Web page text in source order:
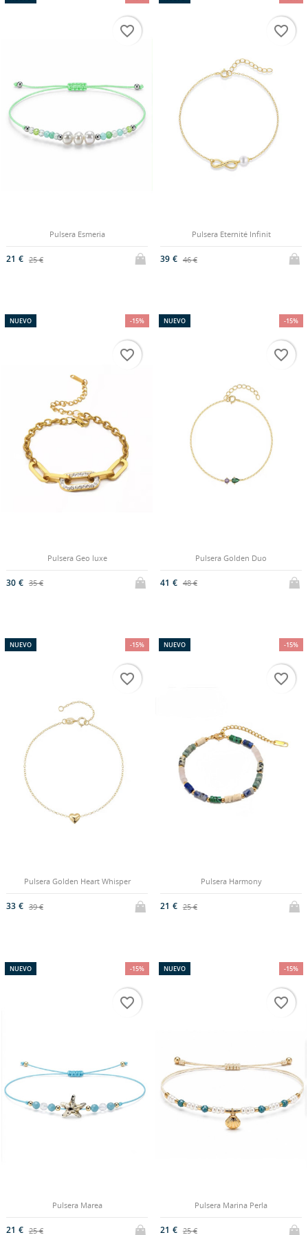
Pulsera Esmeria
21 € 25 €
favorite_border
Pulsera Eternité Infinit
39 € 46 €
favorite_border
-15%
NUEVO
Pulsera Geo luxe
30 € 35 €
favorite_border
-15%
NUEVO
Pulsera Golden Duo
41 € 48 €
favorite_border
-15%
NUEVO
Pulsera Golden Heart Whisper
33 € 39 €
favorite_border
-15%
NUEVO
Pulsera Harmony
21 € 25 €
favorite_border
-15%
NUEVO
Pulsera Marea
21 € 25 €
favorite_border
-15%
NUEVO
Pulsera Marina Perla
21 € 25 €
favorite_border